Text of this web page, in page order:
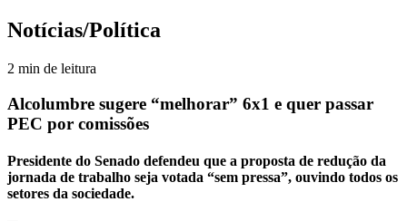
Notícias/Política
2 min de leitura
Alcolumbre sugere “melhorar” 6x1 e quer passar
PEC por comissões
Presidente do Senado defendeu que a proposta de redução da
jornada de trabalho seja votada “sem pressa”, ouvindo todos os
setores da sociedade.